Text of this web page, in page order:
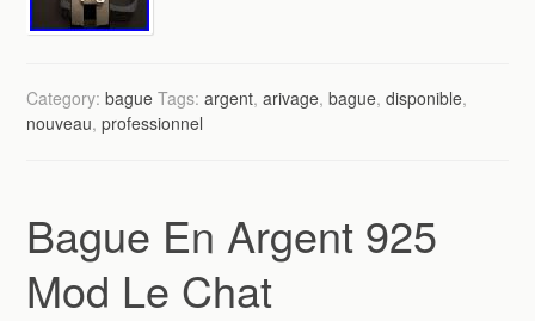
Category:bague Tags:argent,arivage,bague,disponible,
nouveau,professionnel
Bague En Argent 925
Mod Le Chat